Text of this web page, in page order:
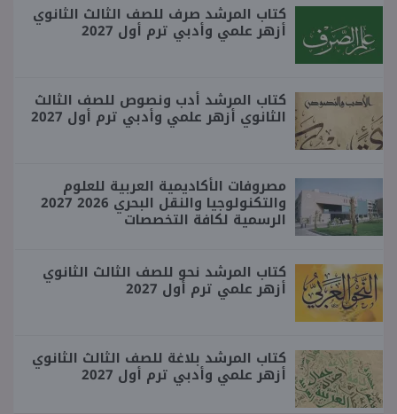
كتاب المرشد صرف للصف الثالث الثانوي
أزهر علمي وأدبي ترم أول 2027
كتاب المرشد أدب ونصوص للصف الثالث
الثانوي أزهر علمي وأدبي ترم أول 2027
مصروفات الأكاديمية العربية للعلوم
والتكنولوجيا والنقل البحري 2026 2027
الرسمية لكافة التخصصات
كتاب المرشد نحو للصف الثالث الثانوي
أزهر علمي ترم أول 2027
كتاب المرشد بلاغة للصف الثالث الثانوي
أزهر علمي وأدبي ترم أول 2027